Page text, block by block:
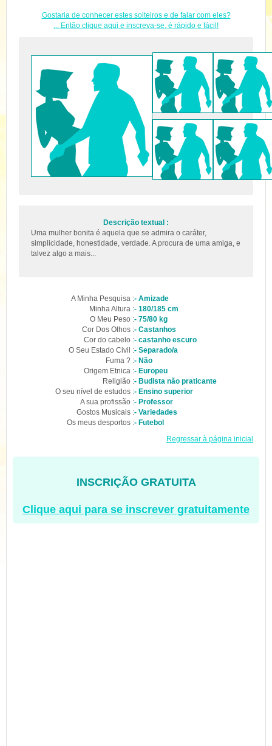
Gostaria de conhecer estes solteiros e de falar com eles?
... Então clique aqui e inscreva-se, é rápido e fácil!
Descrição textual :
Uma mulher bonita é aquela que se admira o caráter,
simplicidade, honestidade, verdade. A procura de uma amiga, e
talvez algo a mais...
A Minha Pesquisa :- Amizade
Minha Altura :- 180/185 cm
O Meu Peso :- 75/80 kg
Cor Dos Olhos :- Castanhos
Cor do cabelo :- castanho escuro
O Seu Estado Civil :- Separado/a
Fuma ? :- Não
Origem Etnica :- Europeu
Religião :- Budista não praticante
O seu nível de estudos :- Ensino superior
A sua profissão :- Professor
Gostos Musicais :- Variedades
Os meus desportos :- Futebol
Regressar à página inicial
INSCRIÇÃO GRATUITA
Clique aqui para se inscrever gratuitamente